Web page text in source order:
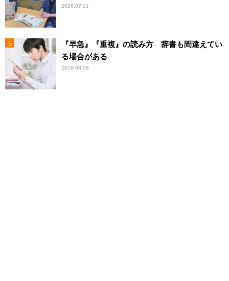
2026.07.31
『早急』『重複』の読み方 辞書も間違えてい
る場合がある
2018.08.08